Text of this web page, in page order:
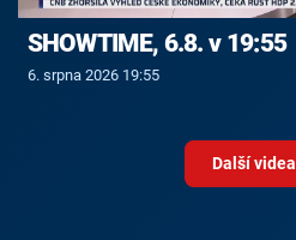
SHOWTIME, 6.8. v 19:55
6. srpna 2026 19:55
Další videa